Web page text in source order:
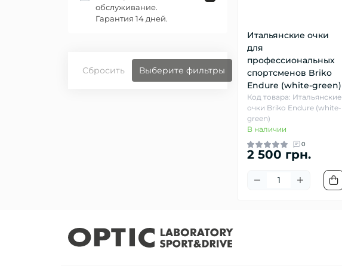
обслуживание.
Гарантия 14 дней.
Сбросить Выберите фильтры
Итальянские очки
для
профессиональных
спортсменов Briko
Endure (white-green)
Код товара: Итальянские
очки Briko Endure (white-
green)
В наличии
0
2 500 грн.